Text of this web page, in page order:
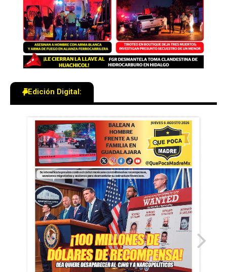
Edición Digital: